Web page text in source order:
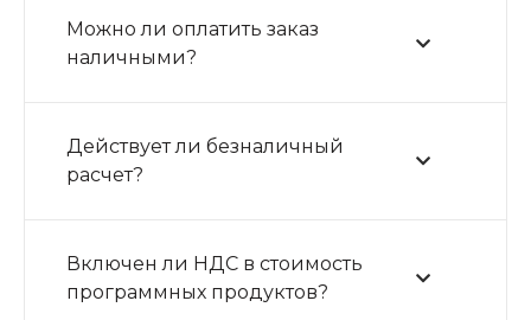
Можно ли оплатить заказ
наличными?
Действует ли безналичный
расчет?
Включен ли НДС в стоимость
программных продуктов?